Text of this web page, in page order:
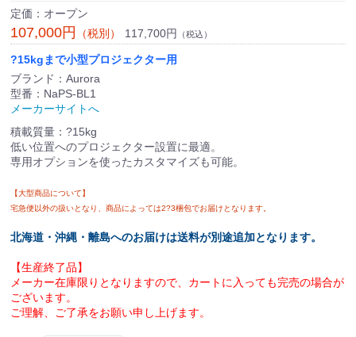
定価：オープン
107,000円 （税別） 117,700円 （税込）
?15kgまで小型プロジェクター用
ブランド：Aurora
型番：NaPS-BL1
メーカーサイトへ
積載質量：?15kg
低い位置へのプロジェクター設置に最適。
専用オプションを使ったカスタマイズも可能。
【大型商品について】
宅急便以外の扱いとなり、商品によっては2?3梱包でお届けとなります。
北海道・沖縄・離島へのお届けは送料が別途追加となります。
【生産終了品】
メーカー在庫限りとなりますので、カートに入っても完売の場合が
ございます。
ご理解、ご了承をお願い申し上げます。